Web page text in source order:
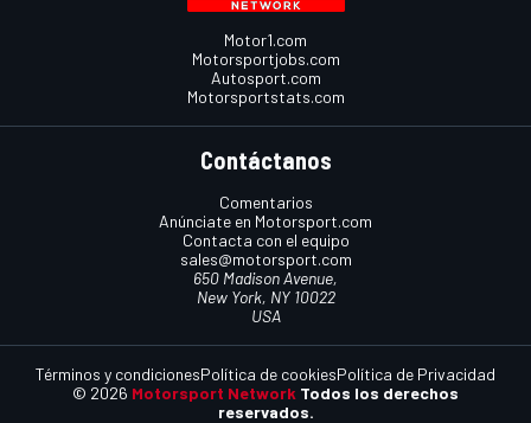
Motor1.com
Motorsportjobs.com
Autosport.com
Motorsportstats.com
Contáctanos
Comentarios
Anúnciate en Motorsport.com
Contacta con el equipo
sales@motorsport.com
650 Madison Avenue,
New York, NY 10022
USA
© 2026 Motorsport Network Todos los derechos
reservados.
Términos y condicionesPolítica de cookiesPolítica de Privacidad